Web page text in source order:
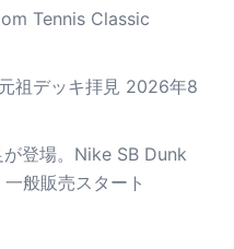
Tennis Classic
祖デッキ拝見 2026年8
登場。Nike SB Dunk
般販売スタート